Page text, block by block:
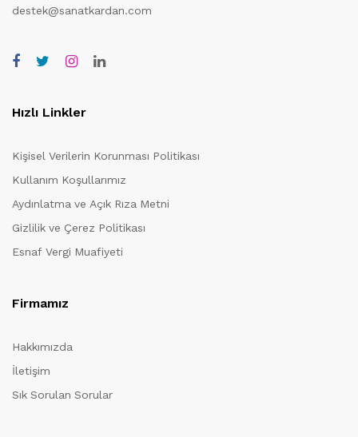
destek@sanatkardan.com
Hızlı Linkler
Kişisel Verilerin Korunması Politikası
Kullanım Koşullarımız
Aydınlatma ve Açık Rıza Metni
Gizlilik ve Çerez Politikası
Esnaf Vergi Muafiyeti
Firmamız
Hakkımızda
İletişim
Sık Sorulan Sorular